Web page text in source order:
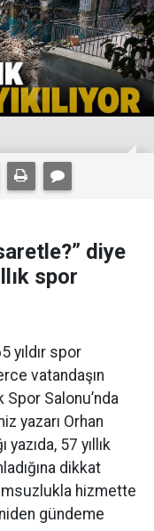
diye
spor
yıldır spor
vatandaşın
Spor Salonu’nda
yazarı Orhan
yazıda, 57 yıllık
dikkat
hizmette
gündeme